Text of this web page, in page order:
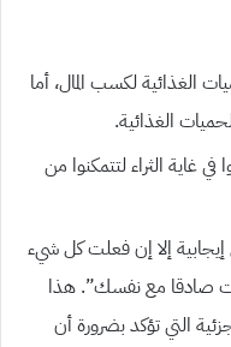
الغذائية لكسب المال، أما
الغذائية.
في غاية الثراء لتتمكنوا من
إيجابية إلا إن فعلت كل شيء
صادقا مع نفسك”. هذا
التي تؤكد بضرورة أن